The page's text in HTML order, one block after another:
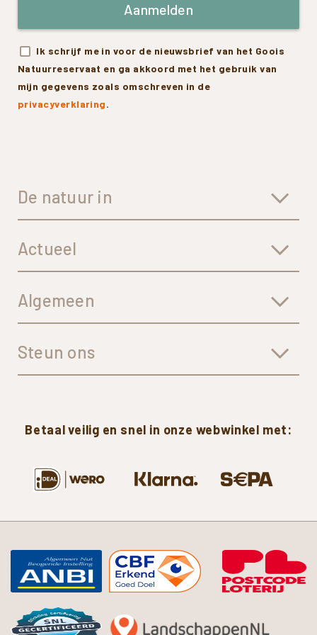
Aanmelden
Ik schrijf me in voor de nieuwsbrief van het Goois
Natuurreservaat en ga akkoord met het gebruik van
mijn gegevens zoals omschreven in de
privacyverklaring.
De natuur in
Actueel
Algemeen
Steun ons
Betaal veilig en snel in onze webwinkel met: